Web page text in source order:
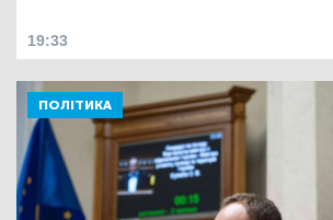
19:33
ПОЛІТИКА